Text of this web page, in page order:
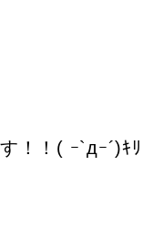
！！( ｰ`дｰ´)ｷﾘ